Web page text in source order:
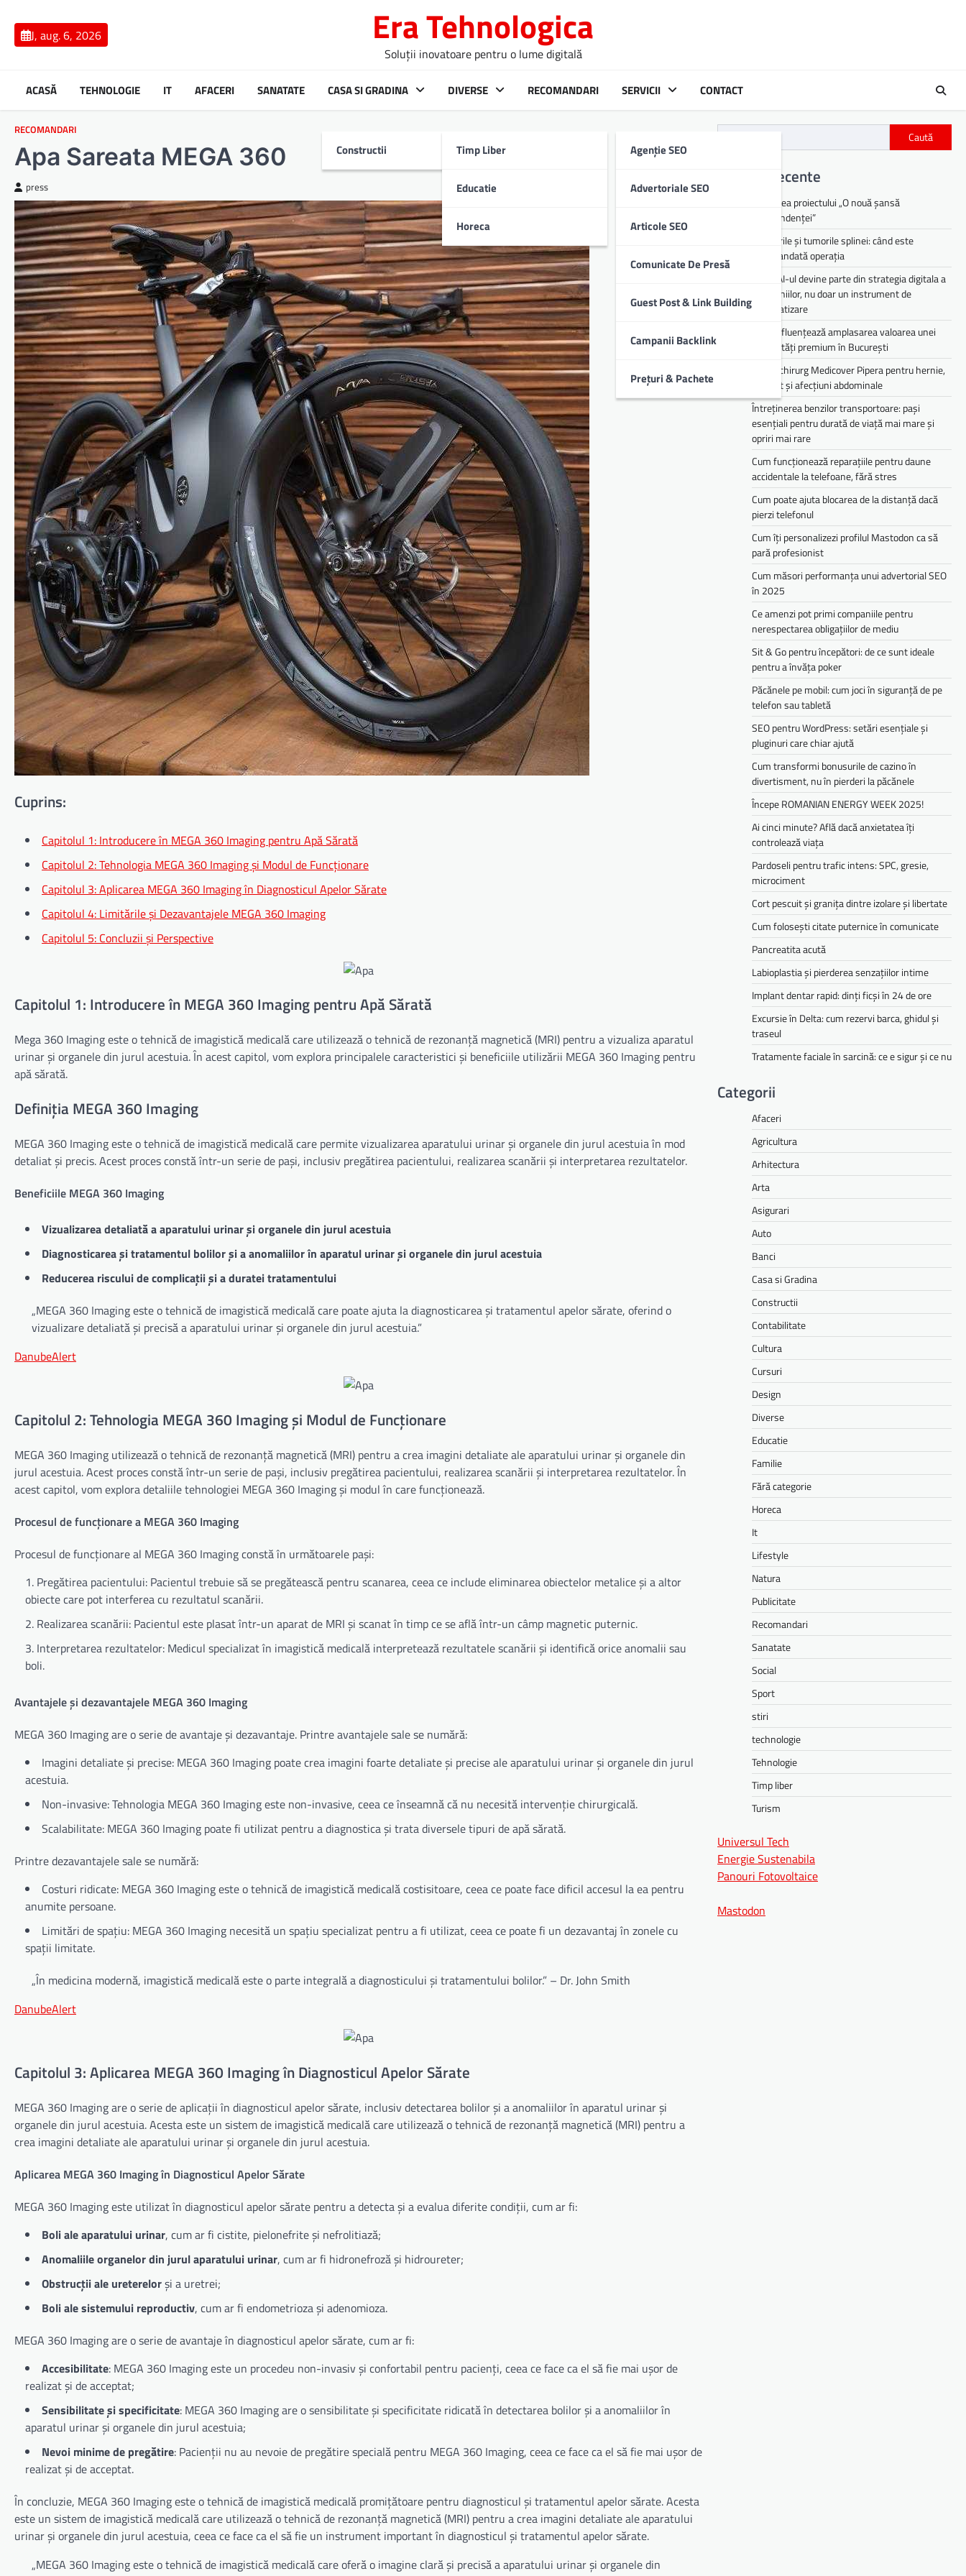
contentJ, aug. 6, 2026 Era Tehnologica
Soluții inovatoare pentru o lume digitală
ACASĂ TEHNOLOGIE IT AFACERI SANATATE CASA SI GRADINA
Constructii
DIVERSE
Timp Liber
Educatie
Horeca
RECOMANDARI SERVICII
Agenție SEO
Advertoriale SEO
Articole SEO
Comunicate De Presă
Guest Post & Link Building
Campanii Backlink
Prețuri & Pachete
CONTACT
RECOMANDARI
Apa Sareata MEGA 360
press
Cuprins:
Capitolul 1: Introducere în MEGA 360 Imaging pentru Apă Sărată
Capitolul 2: Tehnologia MEGA 360 Imaging și Modul de Funcționare
Capitolul 3: Aplicarea MEGA 360 Imaging în Diagnosticul Apelor Sărate
Capitolul 4: Limitările și Dezavantajele MEGA 360 Imaging
Capitolul 5: Concluzii și Perspective
Capitolul 1: Introducere în MEGA 360 Imaging pentru Apă Sărată
Mega 360 Imaging este o tehnică de imagistică medicală care utilizează o tehnică de rezonanță magnetică (MRI) pentru a vizualiza aparatul
urinar și organele din jurul acestuia. În acest capitol, vom explora principalele caracteristici și beneficiile utilizării MEGA 360 Imaging pentru
apă sărată.
Definiția MEGA 360 Imaging
MEGA 360 Imaging este o tehnică de imagistică medicală care permite vizualizarea aparatului urinar și organele din jurul acestuia în mod
detaliat și precis. Acest proces constă într-un serie de pași, inclusiv pregătirea pacientului, realizarea scanării și interpretarea rezultatelor.
Beneficiile MEGA 360 Imaging
Vizualizarea detaliată a aparatului urinar și organele din jurul acestuia
Diagnosticarea și tratamentul bolilor și a anomaliilor în aparatul urinar și organele din jurul acestuia
Reducerea riscului de complicații și a duratei tratamentului
„MEGA 360 Imaging este o tehnică de imagistică medicală care poate ajuta la diagnosticarea și tratamentul apelor sărate, oferind o
vizualizare detaliată și precisă a aparatului urinar și organele din jurul acestuia.”
DanubeAlert
Capitolul 2: Tehnologia MEGA 360 Imaging și Modul de Funcționare
MEGA 360 Imaging utilizează o tehnică de rezonanță magnetică (MRI) pentru a crea imagini detaliate ale aparatului urinar și organele din
jurul acestuia. Acest proces constă într-un serie de pași, inclusiv pregătirea pacientului, realizarea scanării și interpretarea rezultatelor. În
acest capitol, vom explora detaliile tehnologiei MEGA 360 Imaging și modul în care funcționează.
Procesul de funcționare a MEGA 360 Imaging
Procesul de funcționare al MEGA 360 Imaging constă în următoarele pași:
Pregătirea pacientului: Pacientul trebuie să se pregătească pentru scanarea, ceea ce include eliminarea obiectelor metalice și a altor
obiecte care pot interferea cu rezultatul scanării.
Realizarea scanării: Pacientul este plasat într-un aparat de MRI și scanat în timp ce se află într-un câmp magnetic puternic.
Interpretarea rezultatelor: Medicul specializat în imagistică medicală interpretează rezultatele scanării și identifică orice anomalii sau
boli.
Avantajele și dezavantajele MEGA 360 Imaging
MEGA 360 Imaging are o serie de avantaje și dezavantaje. Printre avantajele sale se numără:
Imagini detaliate și precise: MEGA 360 Imaging poate crea imagini foarte detaliate și precise ale aparatului urinar și organele din jurul
acestuia.
Non-invasive: Tehnologia MEGA 360 Imaging este non-invasive, ceea ce înseamnă că nu necesită intervenție chirurgicală.
Scalabilitate: MEGA 360 Imaging poate fi utilizat pentru a diagnostica și trata diversele tipuri de apă sărată.
Printre dezavantajele sale se numără:
Costuri ridicate: MEGA 360 Imaging este o tehnică de imagistică medicală costisitoare, ceea ce poate face dificil accesul la ea pentru
anumite persoane.
Limitări de spațiu: MEGA 360 Imaging necesită un spațiu specializat pentru a fi utilizat, ceea ce poate fi un dezavantaj în zonele cu
spații limitate.
„În medicina modernă, imagistică medicală este o parte integrală a diagnosticului și tratamentului bolilor.” – Dr. John Smith
DanubeAlert
Capitolul 3: Aplicarea MEGA 360 Imaging în Diagnosticul Apelor Sărate
MEGA 360 Imaging are o serie de aplicații în diagnosticul apelor sărate, inclusiv detectarea bolilor și a anomaliilor în aparatul urinar și
organele din jurul acestuia. Acesta este un sistem de imagistică medicală care utilizează o tehnică de rezonanță magnetică (MRI) pentru a
crea imagini detaliate ale aparatului urinar și organele din jurul acestuia.
Aplicarea MEGA 360 Imaging în Diagnosticul Apelor Sărate
MEGA 360 Imaging este utilizat în diagnosticul apelor sărate pentru a detecta și a evalua diferite condiții, cum ar fi:
Boli ale aparatului urinar, cum ar fi cistite, pielonefrite și nefrolitiază;
Anomaliile organelor din jurul aparatului urinar, cum ar fi hidronefroză și hidroureter;
Obstrucții ale ureterelorși a uretrei;
Boli ale sistemului reproductiv, cum ar fi endometrioza și adenomioza.
MEGA 360 Imaging are o serie de avantaje în diagnosticul apelor sărate, cum ar fi:
Accesibilitate: MEGA 360 Imaging este un procedeu non-invasiv și confortabil pentru pacienți, ceea ce face ca el să fie mai ușor de
realizat și de acceptat;
Sensibilitate și specificitate: MEGA 360 Imaging are o sensibilitate și specificitate ridicată în detectarea bolilor și a anomaliilor în
aparatul urinar și organele din jurul acestuia;
Nevoi minime de pregătire: Pacienții nu au nevoie de pregătire specială pentru MEGA 360 Imaging, ceea ce face ca el să fie mai ușor de
realizat și de acceptat.
În concluzie, MEGA 360 Imaging este o tehnică de imagistică medicală promițătoare pentru diagnosticul și tratamentul apelor sărate. Acesta
este un sistem de imagistică medicală care utilizează o tehnică de rezonanță magnetică (MRI) pentru a crea imagini detaliate ale aparatului
urinar și organele din jurul acestuia, ceea ce face ca el să fie un instrument important în diagnosticul și tratamentul apelor sărate.
„MEGA 360 Imaging este o tehnică de imagistică medicală care oferă o imagine clară și precisă a aparatului urinar și organele din
Caută
Articole recente
Lansarea proiectului „O nouă șansă
independenței”
Chisturile și tumorile splinei: când este
recomandată operația
De ce AI-ul devine parte din strategia digitala a
companiilor, nu doar un instrument de
automatizare
Cum influențează amplasarea valoarea unei
proprietăți premium în București
Medic chirurg Medicover Pipera pentru hernie,
colecist și afecțiuni abdominale
Întreținerea benzilor transportoare: pași
esențiali pentru durată de viață mai mare și
opriri mai rare
Cum funcționează reparațiile pentru daune
accidentale la telefoane, fără stres
Cum poate ajuta blocarea de la distanță dacă
pierzi telefonul
Cum îți personalizezi profilul Mastodon ca să
pară profesionist
Cum măsori performanța unui advertorial SEO
în 2025
Ce amenzi pot primi companiile pentru
nerespectarea obligațiilor de mediu­­
Sit & Go pentru începători: de ce sunt ideale
pentru a învăța poker
Păcănele pe mobil: cum joci în siguranță de pe
telefon sau tabletă
SEO pentru WordPress: setări esențiale și
pluginuri care chiar ajută
Cum transformi bonusurile de cazino în
divertisment, nu în pierderi la păcănele
Începe ROMANIAN ENERGY WEEK 2025!
Ai cinci minute? Află dacă anxietatea îți
controlează viața
Pardoseli pentru trafic intens: SPC, gresie,
microciment
Cort pescuit și granița dintre izolare și libertate
Cum folosești citate puternice în comunicate
Pancreatita acută
Labioplastia și pierderea senzațiilor intime
Implant dentar rapid: dinți ficși în 24 de ore
Excursie în Delta: cum rezervi barca, ghidul și
traseul
Tratamente faciale în sarcină: ce e sigur și ce nu
Categorii
Afaceri
Agricultura
Arhitectura
Arta
Asigurari
Auto
Banci
Casa si Gradina
Constructii
Contabilitate
Cultura
Cursuri
Design
Diverse
Educatie
Familie
Fără categorie
Horeca
It
Lifestyle
Natura
Publicitate
Recomandari
Sanatate
Social
Sport
stiri
technologie
Tehnologie
Timp liber
Turism
Universul Tech
Energie Sustenabila
Panouri Fotovoltaice
Mastodon